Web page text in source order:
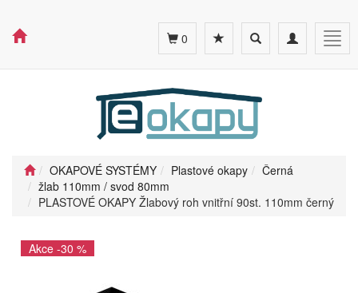
Toggle
navigation
Toggle
search
0
OKAPOVÉ SYSTÉMY Plastové okapy
Černá
žlab 110mm / svod 80mm
PLASTOVÉ OKAPY Žlabový roh vnitřní 90st. 110mm černý
Akce -30 %